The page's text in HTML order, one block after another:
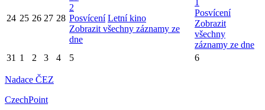
24 25 26 27 28
2
Posvícení Letní kino
Zobrazit všechny záznamy ze
dne
Posvícení
Zobrazit
všechny
záznamy ze dne
31 1 2 3 4 5 6
Nadace ČEZ
CzechPoint